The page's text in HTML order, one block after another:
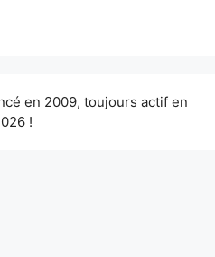
en 2009, toujours actif en
!